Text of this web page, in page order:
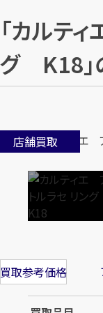
「カルテ
グ K18」
店舗買取
買取参考価格